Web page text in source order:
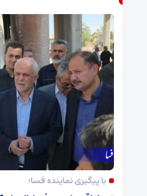
با پیگیری نماینده فسا؛